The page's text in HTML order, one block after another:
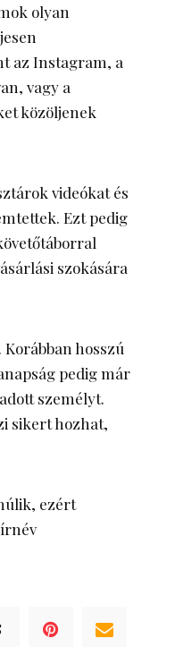
olyan
az Instagram, a
vagy a
közöljenek
videókat és
Ezt pedig
szokására
hosszú
pedig már
személyt.
sikert hozhat,
ezért